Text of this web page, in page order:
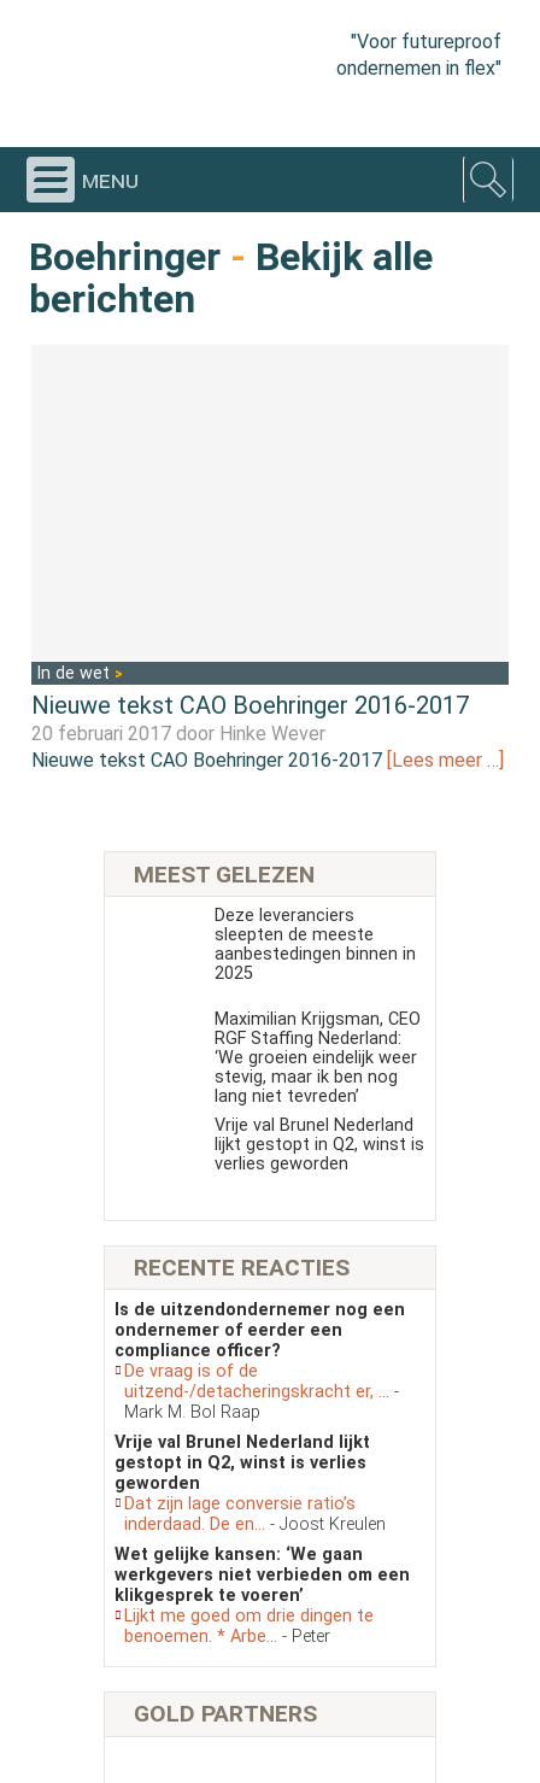
"Voor futureproof
ondernemen in flex"
menu
Boehringer - Bekijk alle
berichten
In de wet
Nieuwe tekst CAO Boehringer 2016-2017
20 februari 2017 door Hinke Wever
Nieuwe tekst CAO Boehringer 2016-2017 [Lees meer …]
MEEST GELEZEN
Deze leveranciers
sleepten de meeste
aanbestedingen binnen in
2025
Maximilian Krijgsman, CEO
RGF Staffing Nederland:
‘We groeien eindelijk weer
stevig, maar ik ben nog
lang niet tevreden’
Vrije val Brunel Nederland
lijkt gestopt in Q2, winst is
verlies geworden
RECENTE REACTIES
Is de uitzendondernemer nog een
ondernemer of eerder een
compliance officer?
De vraag is of de
uitzend-/detacheringskracht er, ... -
Mark M. Bol Raap
Vrije val Brunel Nederland lijkt
gestopt in Q2, winst is verlies
geworden
Dat zijn lage conversie ratio’s
inderdaad. De en... - Joost Kreulen
Wet gelijke kansen: ‘We gaan
werkgevers niet verbieden om een
klikgesprek te voeren’
Lijkt me goed om drie dingen te
benoemen. * Arbe... - Peter
GOLD PARTNERS